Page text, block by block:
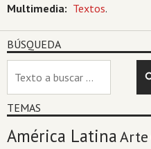
Multimedia: Textos.
BÚSQUEDA
TEMAS
América LatinaArte